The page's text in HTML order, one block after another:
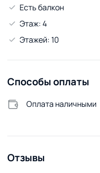
Есть балкон
Этаж: 4
Этажей: 10
Способы оплаты
Оплата наличными
Отзывы